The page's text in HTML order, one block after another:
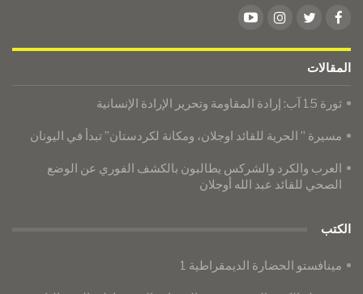
المقالات
ثورة 15 آب: إرادة المقاومة وتحرير الإرادة الإنسانية
مسيرة ” الحرية للقائد اوجلان، ومكانة لكردستان” تبدأ في اليونان
العرب والكرد والشركس يطالبون بالكشف الفوري عن الوضع
الصحي للقائد عبد الله أوجلان
الكتب
مينافستو الحضارة الديمقراطية 1